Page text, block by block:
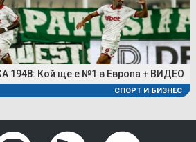
1948: Кой ще е №1 в Европа + ВИДЕО
СПОРТ И БИЗНЕС